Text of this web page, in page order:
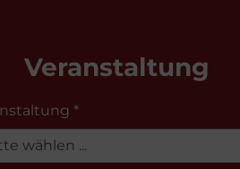
Veranstaltung
*